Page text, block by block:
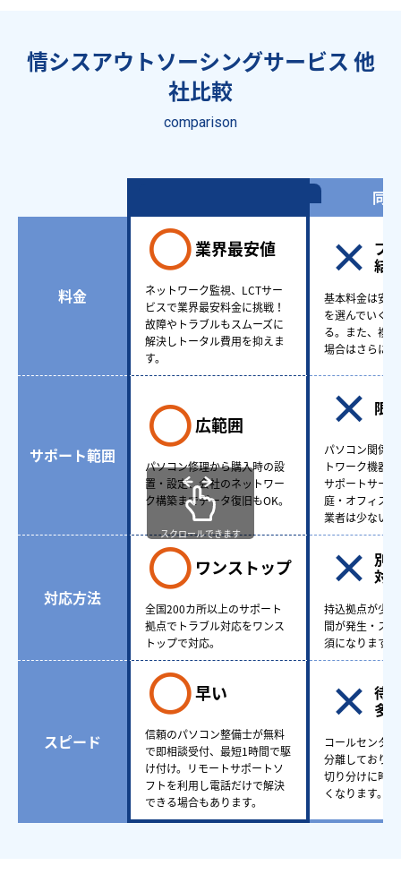
情シスアウトソーシングサービス 他
社比較
comparison
同
料金
業界最安値
ネットワーク監視、LCTサー
ビスで業界最安料金に挑戦！
故障やトラブルもスムーズに
解決しトータル費用を抑えま
す。
プ
結
基本料金は安
を選んでいく
る。また、複
場合はさらに
サポート範囲
広範囲
パソコン修理から購入時の設
置・設定、会社のネットワー
ク構築までデータ復旧もOK。
限
パソコン関係
トワーク機器
サポートサー
庭・オフィス
業者は少ない。
対応方法
ワンストップ
全国200カ所以上のサポート
拠点でトラブル対応をワンス
トップで対応。
別
対
持込拠点が少
間が発生・ス
須になります。
スピード
早い
信頼のパソコン整備士が無料
で即相談受付、最短1時間で駆
け付け。リモートサポートソ
フトを利用し電話だけで解決
できる場合もあります。
待
多
コールセンタ
分離しており
切り分けに時
くなります。
スクロールできます